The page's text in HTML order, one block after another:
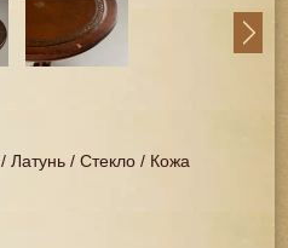
Латунь / Стекло / Кожа